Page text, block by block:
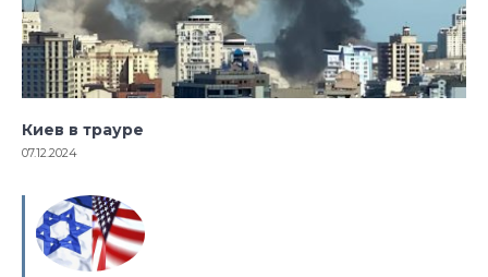
Киев в трауре
07.12.2024